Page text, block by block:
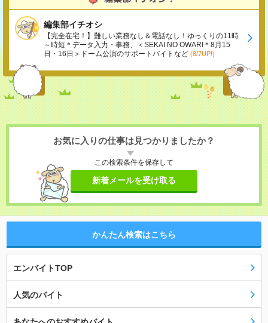
編集部イチオシ
【完全在宅！】難しい業務なし＆電話なし！ゆっくりの11時
～時短＊データ入力・事務、＜SEKAI NO OWARI＊8月15
日・16日＞ドーム公演のサポートバイトなど (8/7UP!)
お気に入りの仕事は見つかりましたか？
この検索条件を保存して
新着メールを受け取る
かんたん検索はこちら
エンバイトTOP
人気のバイト